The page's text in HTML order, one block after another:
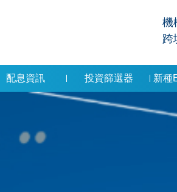
機
跨
配息資訊 投資篩選器 新種